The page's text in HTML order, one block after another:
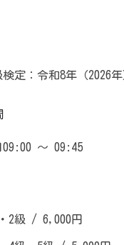
定：令和8年（2026
09:00 ～ 09:45
2級 / 6,000円